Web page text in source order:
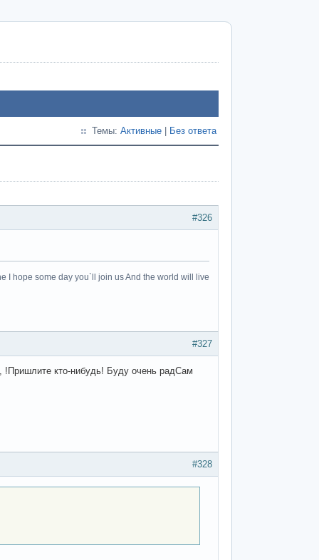
Темы: Активные Без ответа
#326
I hope some day you`ll join us And the world will live
#327
кто-нибудь! Буду очень радСам
#328